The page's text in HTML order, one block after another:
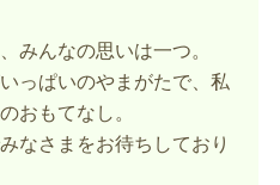
みんなの思いは一つ。
っぱいのやまがたで、私
おもてなし。
なさまをお待ちしており